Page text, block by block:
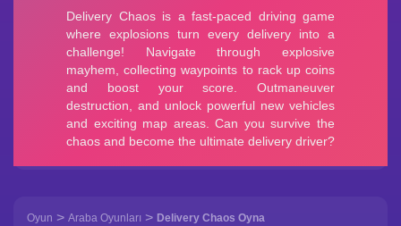
Oyun > Araba Oyunları > Delivery Chaos Oyna